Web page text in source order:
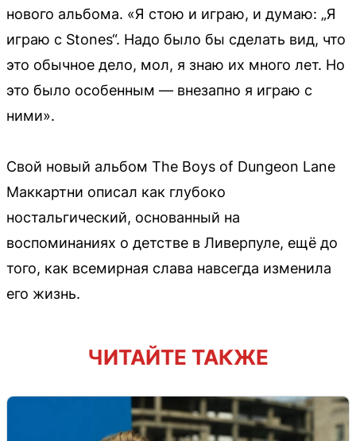
нового альбома. «Я стою и играю, и думаю: „Я
играю с Stones“. Надо было бы сделать вид, что
это обычное дело, мол, я знаю их много лет. Но
это было особенным — внезапно я играю с
ними».
Свой новый альбом The Boys of Dungeon Lane
Маккартни описал как глубоко
ностальгический, основанный на
воспоминаниях о детстве в Ливерпуле, ещё до
того, как всемирная слава навсегда изменила
его жизнь.
ЧИТАЙТЕ ТАКЖЕ